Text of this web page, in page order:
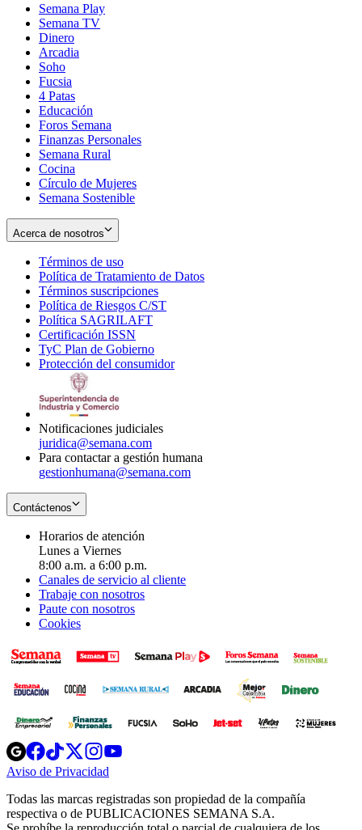
Semana Play
Semana TV
Dinero
Arcadia
Soho
in
new
window
Fucsia
in
new
window
4 Patas
Educación
Foros Semana
Finanzas Personales
Semana Rural
Cocina
Círculo de Mujeres
Semana Sostenible
Acerca de nosotros
Términos de uso
in
new
window
Política de Tratamiento de Datos
Términos suscripciones
in
Política de Riesgos C/ST
Política SAGRILAFT
new
window
Certificación ISSN
in
new
TyC Plan de Gobierno
in
Protección del consumidorOpens
Notificaciones judiciales
juridica@semana.com
Para contactar a gestión humana
gestionhumana@semana.com
Contáctenos
Horarios de atención
Lunes a Viernes
8:00 a.m. a 6:00 p.m.
Canales de servicio al cliente
Trabaje con nosotros
Paute con nosotros
Cookies
Opens
in
new
Opens
in
new
Opens
in
new
window
Opens
new
windowwindow
Aviso de Privacidad
new
window
Todas las marcas registradas son propiedad de la compañía
respectiva o de PUBLICACIONES SEMANA S.A.